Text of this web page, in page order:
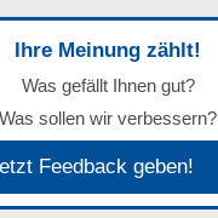
Ihre Meinung zählt!
Was gefällt Ihnen gut?
Was sollen wir verbessern?
Feedback geben!